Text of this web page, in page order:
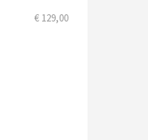
€ 129,00